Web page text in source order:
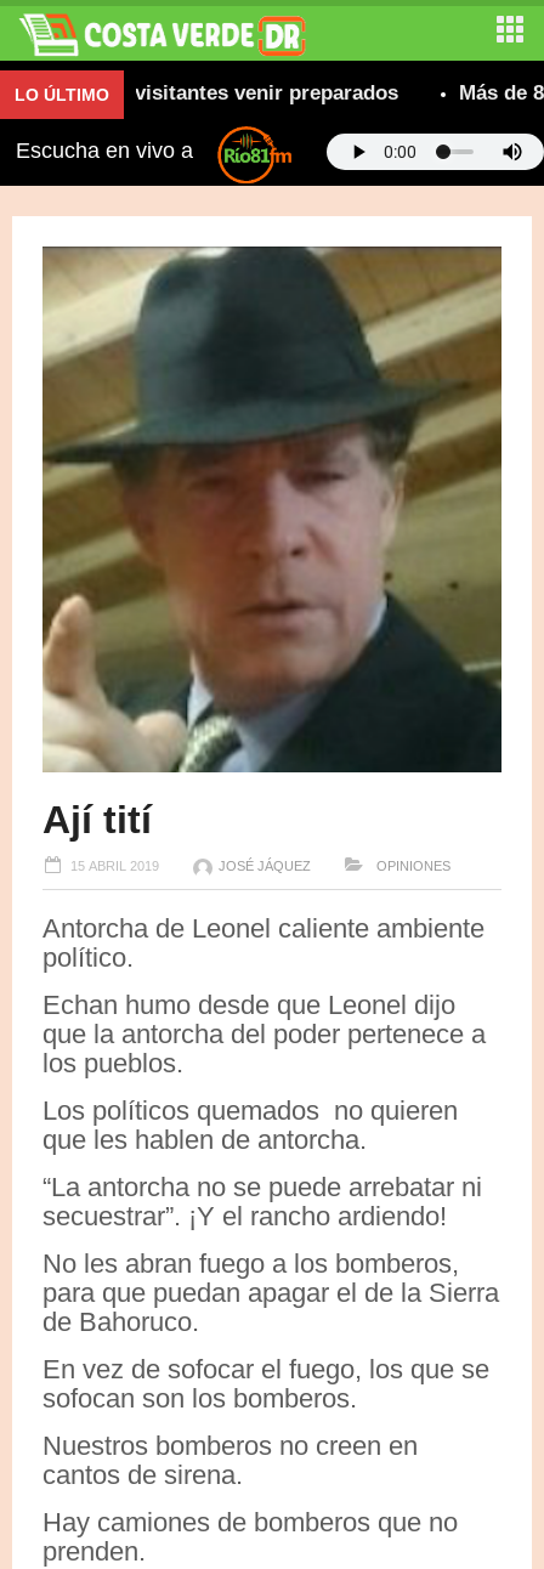
LO ÚLTIMOa visitantes venir preparados Más de
Escucha en vivo a
Ají tití
15 ABRIL 2019 JOSÉ JÁQUEZ OPINIONES
Antorcha de Leonel caliente ambiente
político.
Echan humo desde que Leonel dijo
que la antorcha del poder pertenece a
los pueblos.
Los políticos quemados no quieren
que les hablen de antorcha.
“La antorcha no se puede arrebatar ni
secuestrar”. ¡Y el rancho ardiendo!
No les abran fuego a los bomberos,
para que puedan apagar el de la Sierra
de Bahoruco.
En vez de sofocar el fuego, los que se
sofocan son los bomberos.
Nuestros bomberos no creen en
cantos de sirena.
Hay camiones de bomberos que no
prenden.